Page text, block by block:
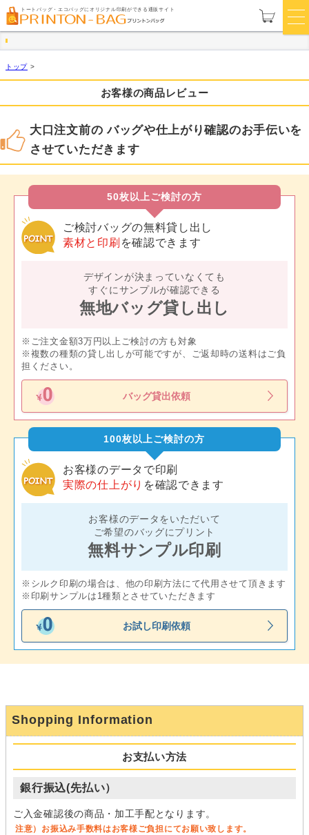
トートバッグ・エコバッグにオリジナル印刷ができる通販サイト
トップ >
お客様の商品レビュー
大口注文前の バッグや仕上がり確認のお手伝いを
させていただきます
50枚以上ご検討の方
ご検討バッグの無料貸し出し
素材と印刷 を確認できます
デザインが決まっていなくても
すぐにサンプルが確認できる
無地バッグ貸し出し
※ご注文金額3万円以上ご検討の方も対象
※複数の種類の貸し出しが可能ですが、ご返却時の送料はご負
担ください。
バッグ貸出依頼
100枚以上ご検討の方
お客様のデータで印刷
実際の仕上がり を確認できます
お客様のデータをいただいて
ご希望のバッグにプリント
無料サンプル印刷
※シルク印刷の場合は、他の印刷方法にて代用させて頂きます
※印刷サンプルは1種類とさせていただきます
お試し印刷依頼
Shopping Information
お支払い方法
銀行振込(先払い）
ご入金確認後の商品・加工手配となります。
注意）お振込み手数料はお客様ご負担にてお願い致します。